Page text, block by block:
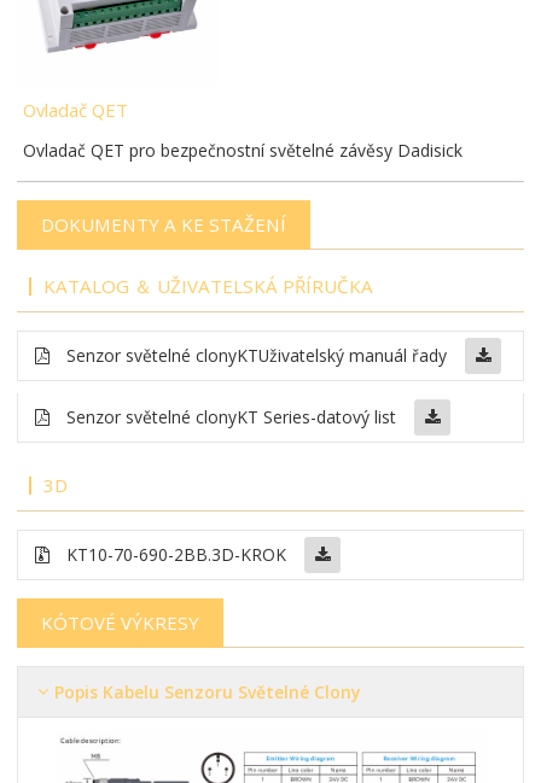
Ovladač QET
Ovladač QET pro bezpečnostní světelné závěsy Dadisick
DOKUMENTY A KE STAŽENÍ
KATALOG ＆ UŽIVATELSKÁ PŘÍRUČKA
Senzor světelné clonyKTUživatelský manuál řady
Senzor světelné clonyKT Series-datový list
3D
KT10-70-690-2BB.3D-KROK
KÓTOVÉ VÝKRESY
Popis Kabelu Senzoru Světelné Clony